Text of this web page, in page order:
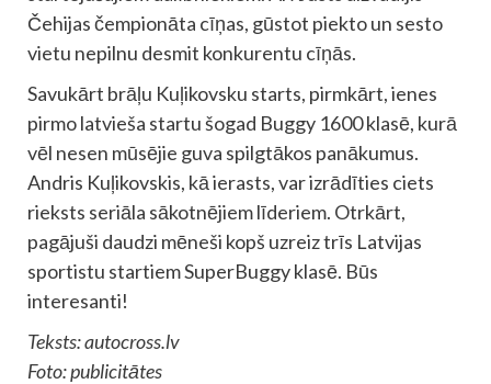
Čehijas čempionāta cīņas, gūstot piekto un sesto
vietu nepilnu desmit konkurentu cīņās.
Savukārt brāļu Kuļikovsku starts, pirmkārt, ienes
pirmo latvieša startu šogad Buggy 1600 klasē, kurā
vēl nesen mūsējie guva spilgtākos panākumus.
Andris Kuļikovskis, kā ierasts, var izrādīties ciets
rieksts seriāla sākotnējiem līderiem. Otrkārt,
pagājuši daudzi mēneši kopš uzreiz trīs Latvijas
sportistu startiem SuperBuggy klasē. Būs
interesanti!
Teksts: autocross.lv
Foto: publicitātes